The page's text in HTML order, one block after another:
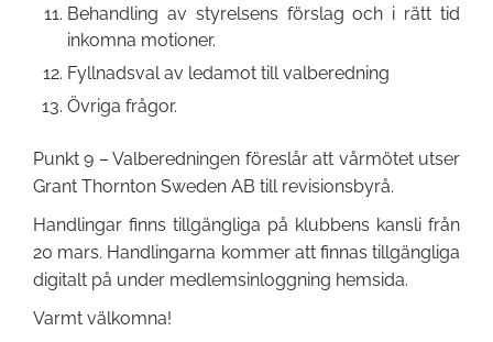
Behandling av styrelsens förslag och i rätt tid
inkomna motioner.
Fyllnadsval av ledamot till valberedning
Övriga frågor.
Punkt 9 – Valberedningen föreslår att vårmötet utser
Grant Thornton Sweden AB till revisionsbyrå.
Handlingar finns tillgängliga på klubbens kansli från
20 mars. Handlingarna kommer att finnas tillgängliga
digitalt på under medlemsinloggning hemsida.
Varmt välkomna!